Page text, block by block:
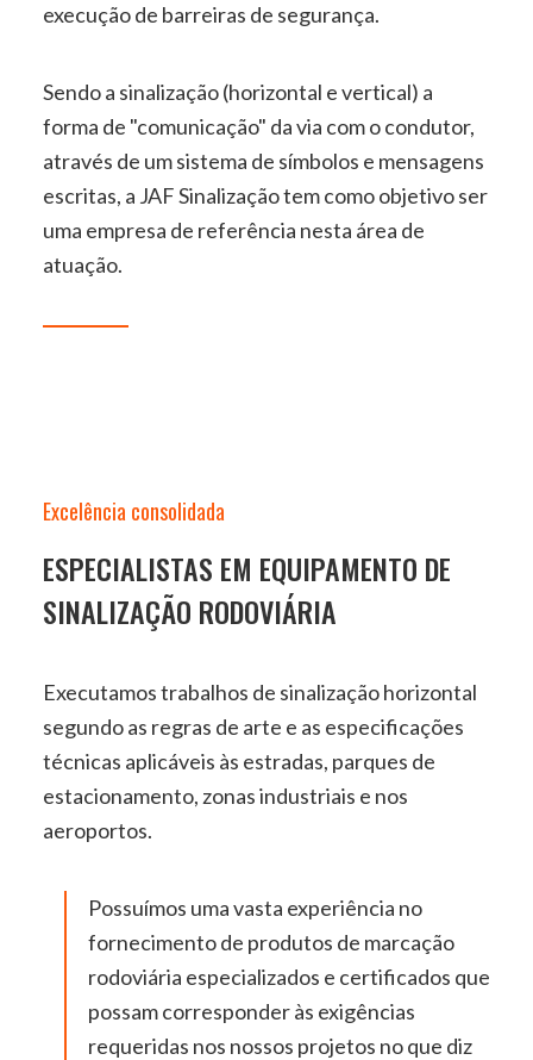
execução de barreiras de segurança.
Sendo a sinalização (horizontal e vertical) a
forma de "comunicação" da via com o condutor,
através de um sistema de símbolos e mensagens
escritas, a JAF Sinalização tem como objetivo ser
uma empresa de referência nesta área de
atuação.
Excelência consolidada
ESPECIALISTAS EM EQUIPAMENTO DE
SINALIZAÇÃO RODOVIÁRIA
Executamos trabalhos de sinalização horizontal
segundo as regras de arte e as especificações
técnicas aplicáveis às estradas, parques de
estacionamento, zonas industriais e nos
aeroportos.
Possuímos uma vasta experiência no
fornecimento de produtos de marcação
rodoviária especializados e certificados que
possam corresponder às exigências
requeridas nos nossos projetos no que diz